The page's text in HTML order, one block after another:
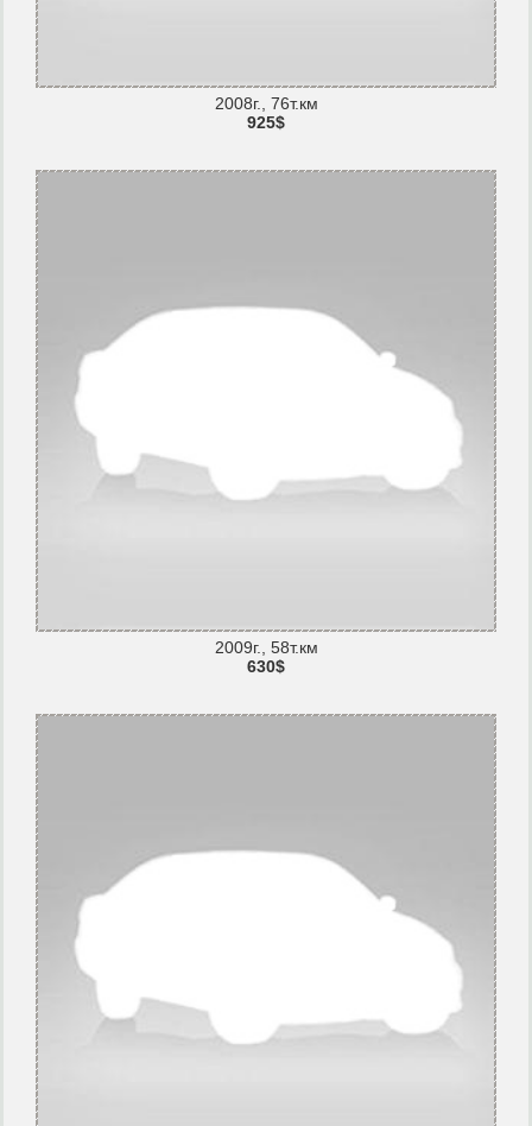
2008г., 76т.км
925$
2009г., 58т.км
630$